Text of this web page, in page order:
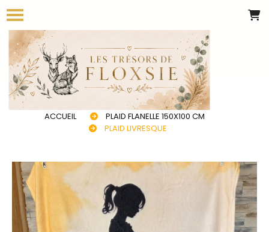
ACCUEIL
PLAID FLANELLE 150X100 CM
PLAID LIVRESQUE